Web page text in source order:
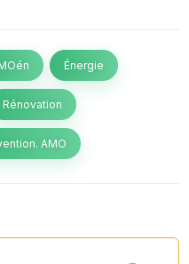
Énergie
Rénovation
AMO